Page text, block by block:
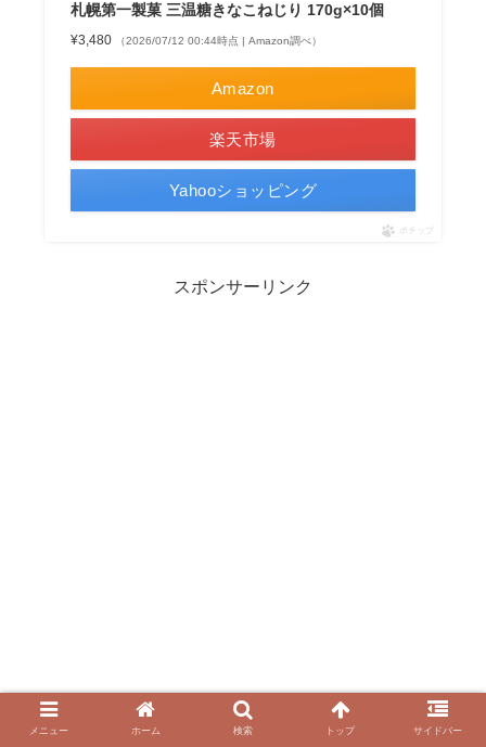
札幌第一製菓 三温糖きなこねじり 170g×10個
¥3,480 （2026/07/12 00:44時点 | Amazon調べ）
Amazon
楽天市場
Yahooショッピング
ポチップ
スポンサーリンク
メニュー ホーム 検索 トップ サイドバー